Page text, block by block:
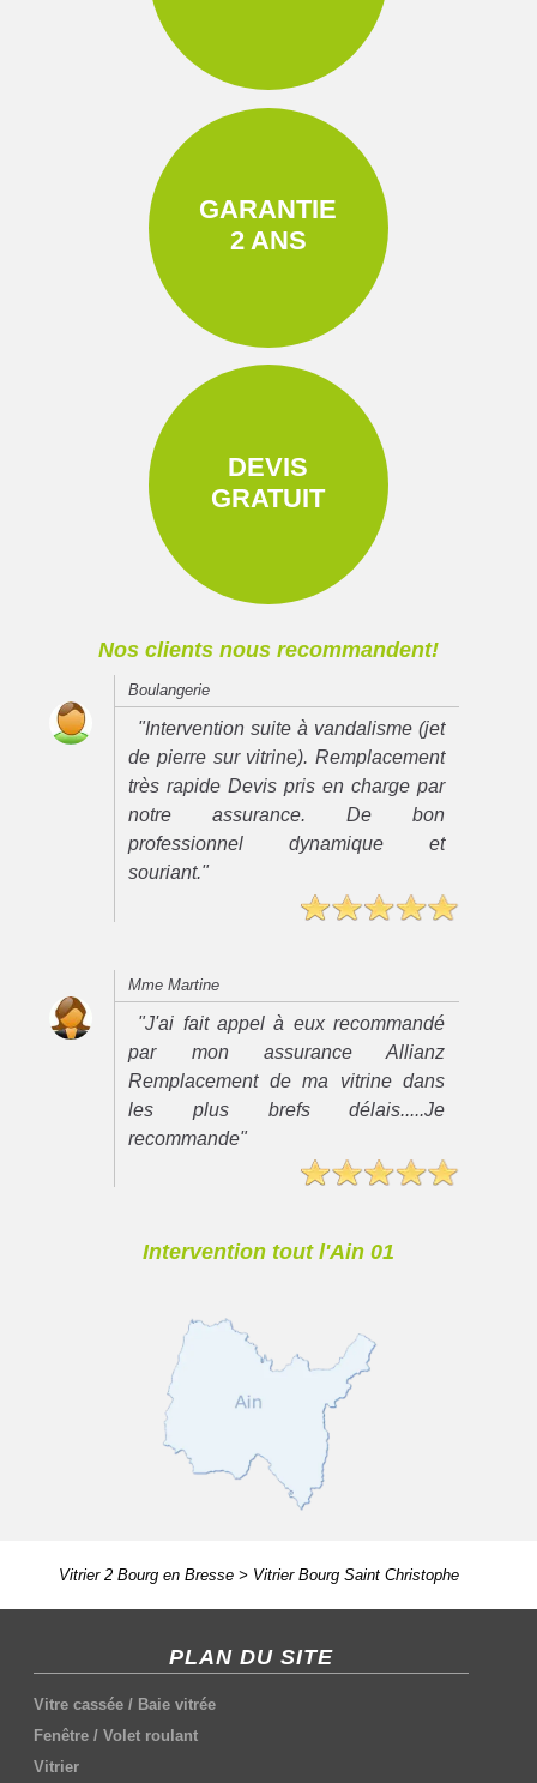
GARANTIE
2 ANS
DEVIS
GRATUIT
Nos clients nous recommandent!
Boulangerie
"Intervention suite à vandalisme (jet
de pierre sur vitrine). Remplacement
très rapide Devis pris en charge par
notre assurance. De bon
professionnel dynamique et
souriant."
Mme Martine
"J'ai fait appel à eux recommandé
par mon assurance Allianz
Remplacement de ma vitrine dans
les plus brefs délais.....Je
recommande"
Intervention tout l'Ain 01
Vitrier 2 Bourg en Bresse> Vitrier Bourg Saint Christophe
PLAN DU SITE
Vitre cassée / Baie vitrée
Fenêtre /Volet roulant
Vitrier